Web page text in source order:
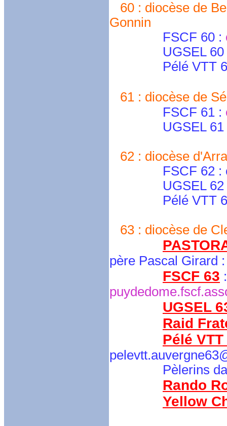
60 : diocèse de
Gonnin
FSCF 60 :
UGSEL 60
Pélé VTT
61 : diocèse de
FSCF 61 :
UGSEL 61
62 : diocèse
FSCF 62 :
UGSEL 62
Pélé VTT
63 : diocèse de
père Pascal Girard
FSCF 63
UGSEL
Raid
Pélé
Pèlerins
Rando
Yellow